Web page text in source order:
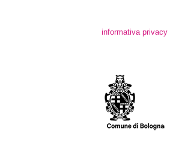
informativa privacy